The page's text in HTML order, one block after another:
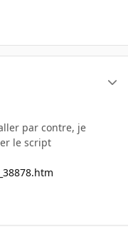
par contre, je
le script